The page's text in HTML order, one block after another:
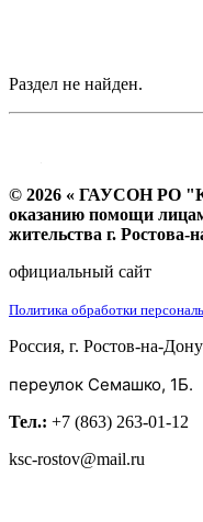
Раздел не найден.
© 2026 « ГАУСОН РО
оказанию помощи лицам
жительства г. Ростова-
официальный сайт
Политика обработки
Россия, г. Ростов-на-Дону
переулок Семашко, 1Б.
Тел.: +7 (863) 263-01-12
ksc-rostov@mail.ru